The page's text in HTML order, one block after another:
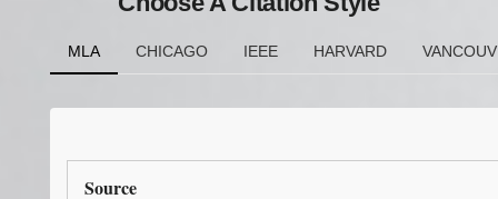
MLA CHICAGO IEEE HARVARD
Source